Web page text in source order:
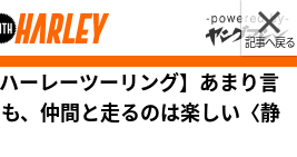
記事へ戻る
ーレーツーリング】あまり言
、仲間と走るのは楽しい〈静